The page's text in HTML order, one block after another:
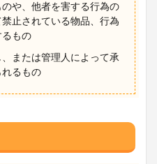
や、他者を害する行為の
止されている物品、行為
もの
または管理人によって承
るもの